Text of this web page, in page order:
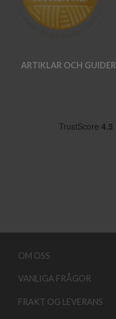
ARTIKLAR OCH GUIDER
OM OSS
VANLIGA FRÅGOR
FRAKT OG LEVERANS